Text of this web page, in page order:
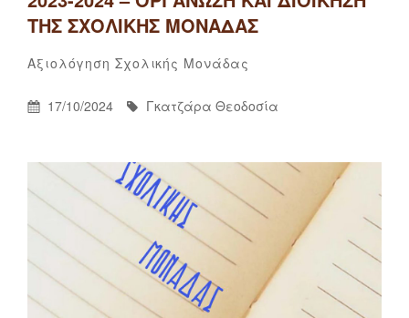
ΤΗΣ ΣΧΟΛΙΚΉΣ ΜΟΝΆΔΑΣ
Categories
Αξιολόγηση Σχολικής Μονάδας
Θεοδοσία
Posted
17/10/2024 By
Γκατζάρα Θεοδοσία